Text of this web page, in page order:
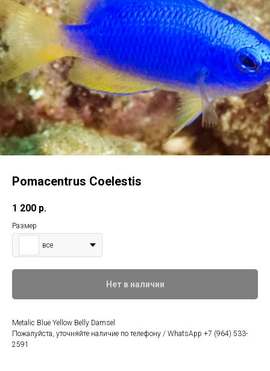
Pomacentrus Coelestis
1 200 р.
Размер
все
Нет в наличии
Metalic Blue Yellow Belly Damsel
Пожалуйста, уточняйте наличие по телефону / WhatsApp +7 (964) 533-
2591